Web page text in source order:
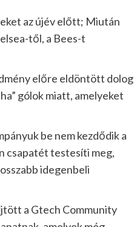
az újév előtt; Miután
től, a Bees-t
előre eldöntött dolog
gólok miatt, amelyeket
be nem kezdődik a
csapatét testesíti meg,
idegenbeli
a Gtech Community